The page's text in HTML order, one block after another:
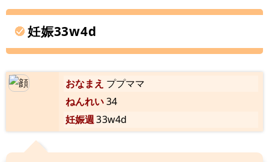
妊娠33w4d
おなまえ ププママ
ねんれい34
妊娠週33w4d